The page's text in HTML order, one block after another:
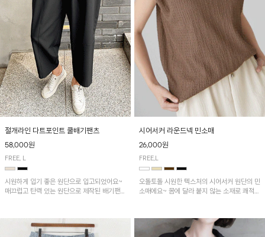
절개라인 다트포인트 쿨배기팬츠
58,000원
FREE, L
시원하게 입기 좋은 원단으로 입고되었어요~
매끄럽고 탄력 있는 원단으로 제작된 배기팬츠
시어서커 라운드넥 민소매
26,000원
FREE,L
오돌토돌 시원한 텍스처의 시어서커 원단의 민
소매에요~ 몸에 달라 붙지 않는 소재로 쾌적하